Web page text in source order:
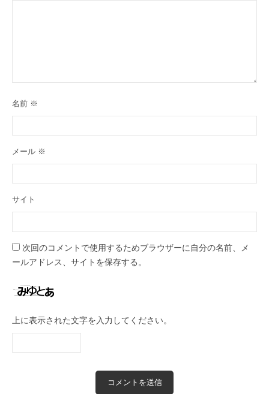
名前 ※
メール ※
サイト
次回のコメントで使用するためブラウザーに自分の名前、メ
ールアドレス、サイトを保存する。
上に表示された文字を入力してください。